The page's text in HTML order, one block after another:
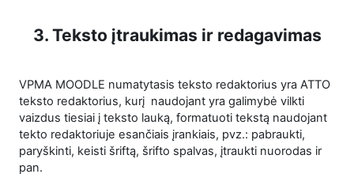
3. Teksto įtraukimas ir redagavimas
VPMA MOODLE numatytasis teksto redaktorius yra ATTO
teksto redaktorius, kurį naudojant yra galimybė vilkti
vaizdus tiesiai į teksto lauką, formatuoti tekstą naudojant
tekto redaktoriuje esančiais įrankiais, pvz.: pabraukti,
paryškinti, keisti šriftą, šrifto spalvas, įtraukti nuorodas ir
pan.